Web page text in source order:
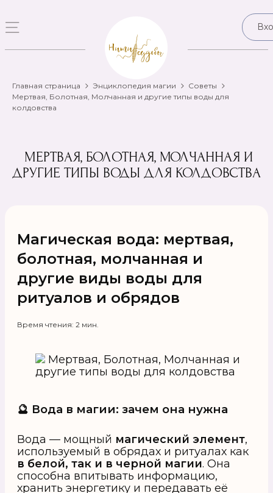
Главная страница Энциклопедия магии Советы
Мертвая, Болотная, Молчанная и другие типы воды для
колдовства
‍ МЕРТВАЯ, БОЛОТНАЯ, МОЛЧАННАЯ И
ДРУГИЕ ТИПЫ ВОДЫ ДЛЯ КОЛДОВСТВА
Магическая вода: мертвая,
болотная, молчанная и
другие виды воды для
ритуалов и обрядов
Время чтения: 2 мин.
🔮 Вода в магии: зачем она нужна
Вода — мощный магический элемент,
используемый в обрядах и ритуалах как
в белой, так и в черной магии. Она
способна впитывать информацию,
хранить энергетику и передавать её